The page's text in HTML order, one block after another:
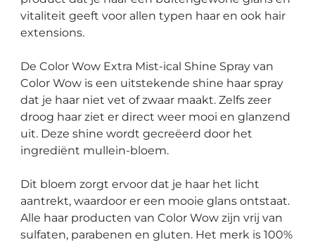
vitaliteit geeft voor allen typen haar en ook hair
extensions.
De Color Wow Extra Mist-ical Shine Spray van
Color Wow is een uitstekende shine haar spray
dat je haar niet vet of zwaar maakt. Zelfs zeer
droog haar ziet er direct weer mooi en glanzend
uit. Deze shine wordt gecreëerd door het
ingrediënt mullein-bloem.
Dit bloem zorgt ervoor dat je haar het licht
aantrekt, waardoor er een mooie glans ontstaat.
Alle haar producten van Color Wow zijn vrij van
sulfaten, parabenen en gluten. Het merk is 100%